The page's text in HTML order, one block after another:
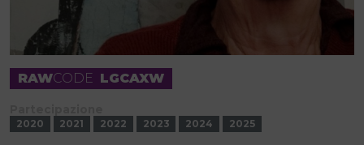
RAWCODE LGCAXW
2020 2021 2022 2023 2024 2025